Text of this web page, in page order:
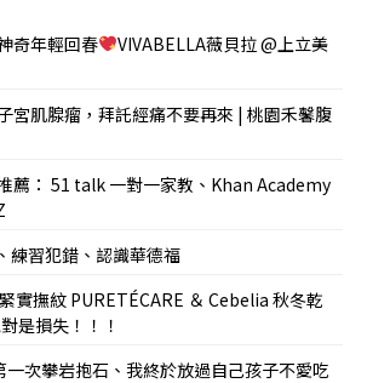
奇年輕回春
VIVABELLA薇貝拉 @上立美
宮肌腺瘤，拜託經痛不要再來 | 桃園禾馨腹
薦： 51 talk 一對一家教、Khan Academy
練習犯錯、認識華德福
實撫紋 PURETÉCARE ＆ Cebelia 秋冬乾
是損失！！！
次攀岩抱石、我終於放過自己孩子不愛吃